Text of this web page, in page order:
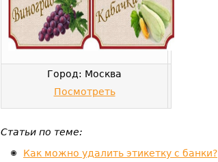
Город: Москва
Посмотреть
Статьи по теме:
Как можно удалить этикетку с банки?